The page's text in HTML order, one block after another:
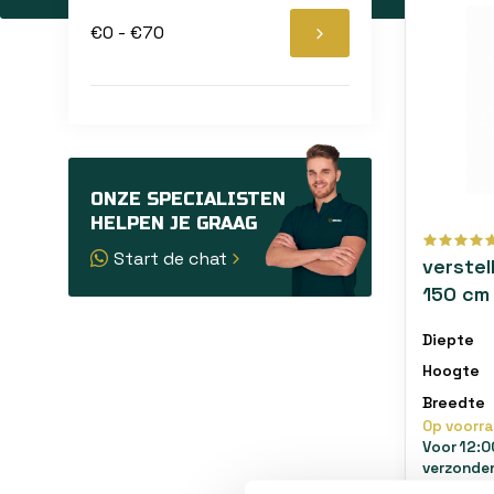
€0 - €70
ONZE SPECIALISTEN
HELPEN JE GRAAG
Start de chat
controle
gebruik.
Of het
het
150
Diepte
Hoogte
Breedte
Op
Voor